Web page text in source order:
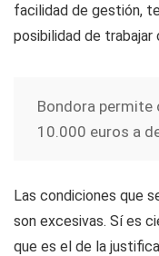
facilidad de gestión,
posibilidad de trabajar
Bondora
10.000 euros a
Las condiciones que
son excesivas. Sí es
que es el de la